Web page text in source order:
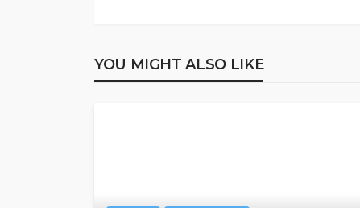
YOU MIGHT ALSO LIKE